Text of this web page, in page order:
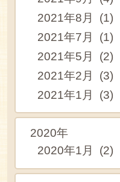
2021年8月 (1)
2021年7月 (1)
2021年5月 (2)
2021年2月 (3)
2021年1月 (3)
2020年
2020年1月 (2)